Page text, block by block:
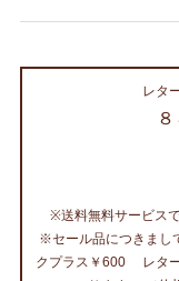
レタ
※送料無料サービス
※セール品につきま
クプラス￥600 レタ